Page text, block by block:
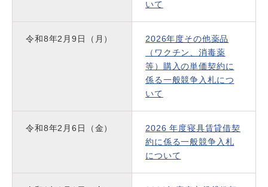
いて
令和8年2月9日（月）
2026年度その他薬品
（ワクチン、消毒薬
等）購入の単価契約に
係る一般競争入札につ
いて
令和8年2月6日（金）
2026 年度寝具賃貸借契
約に係る一般競争入札
について